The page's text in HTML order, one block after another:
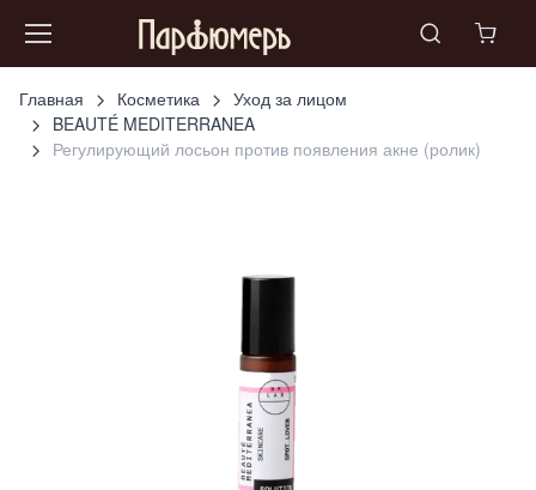
Главная Косметика
Уход за лицом
BEAUTÉ MEDITERRANEA
Регулирующий лосьон против появления акне (ролик)